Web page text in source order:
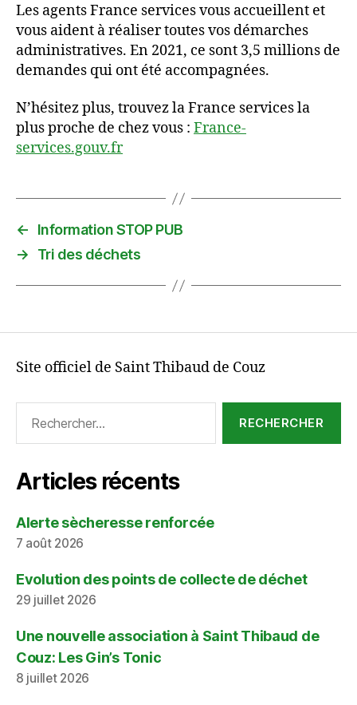
Les agents France services vous accueillent et
vous aident à réaliser toutes vos démarches
administratives. En 2021, ce sont 3,5 millions de
demandes qui ont été accompagnées.
N’hésitez plus, trouvez la France services la
plus proche de chez vous : France-
services.gouv.fr
←
Information STOP PUB
→
Tri des déchets
Site officiel de Saint Thibaud de Couz
Articles récents
Alerte sècheresse renforcée
7 août 2026
Evolution des points de collecte de déchet
29 juillet 2026
Une nouvelle association à Saint Thibaud de
Couz: Les Gin’s Tonic
8 juillet 2026